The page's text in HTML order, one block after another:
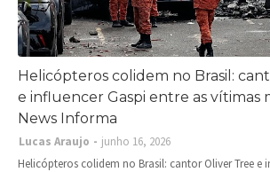
Helicópteros colidem no Brasil:
e influencer Gaspi entre as vítimas
News Informa
Lucas Araujo
junho 16, 2026
Helicópteros colidem no Brasil: cantor Oliver Tree e